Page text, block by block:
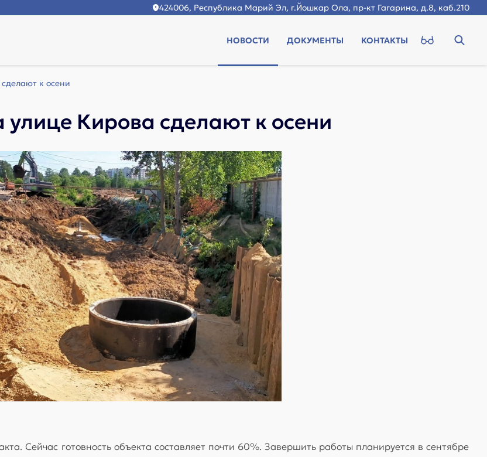
424006, Республика Марий Эл, г.Йошкар Ола, пр-кт Гагарина, д.8, каб.210
НОВОСТИ ДОКУМЕНТЫ КОНТАКТЫ
к осени
Кирова сделают к осени
Сейчас готовность объекта составляет почти 60%. Завершить работы планируется в сентябре